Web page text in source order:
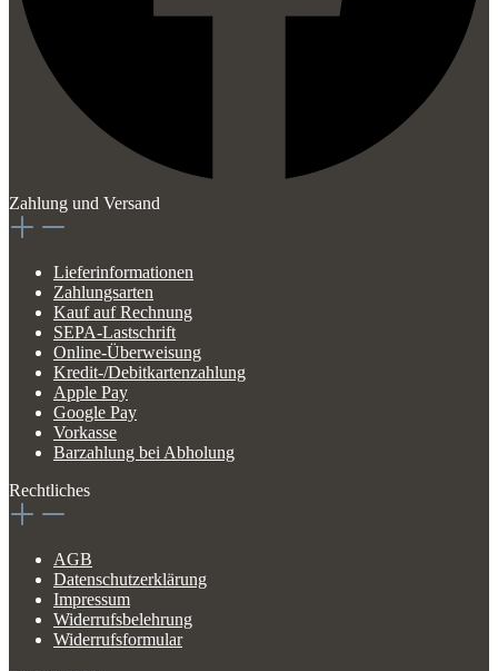
Zahlung und Versand
Lieferinformationen
Zahlungsarten
Kauf auf Rechnung
SEPA-Lastschrift
Online-Überweisung
Kredit-/Debitkartenzahlung
Apple Pay
Google Pay
Vorkasse
Barzahlung bei Abholung
Rechtliches
AGB
Datenschutzerklärung
Impressum
Widerrufsbelehrung
Widerrufsformular